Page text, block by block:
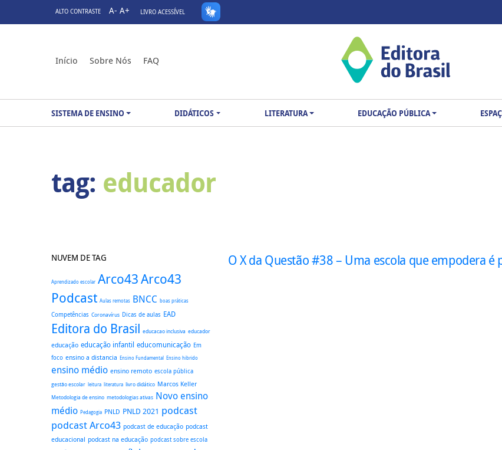
ALTO CONTRASTE A- A+ LIVRO ACESSÍVEL
Início Sobre Nós FAQ
SISTEMA DE ENSINO DIDÁTICOS LITERATURA EDUCAÇÃO PÚBLICA
tag: educador
NUVEM DE TAG
Aprendizado escolar Arco43Arco43
Podcast Aulas remotas BNCC boas práticas
Competências Coronavírus Dicas de aulas EAD
Editora do Brasil educacao inclusiva educador
educação educação infantil educomunicação Em
foco ensino a distancia Ensino Fundamental Ensino hibrido
ensino médio ensino remoto escola pública
gestão escolar leitura literatura livro didático Marcos Keller
Metodologia de ensino metodologias ativas Novo ensino
médio Pedagogia PNLD PNLD 2021 podcast
podcast Arco43 podcast de educação podcast
educacional podcast na educação podcast sobre escola
O X da Questão #38 – Uma escola que empodera é